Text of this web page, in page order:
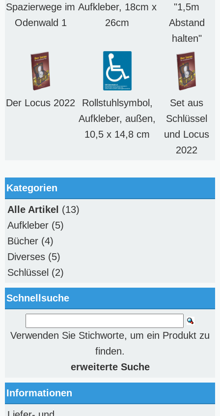
Spazierwege im
Odenwald 1
Aufkleber, 18cm x
26cm
"1,5m
Abstand
halten"
Der Locus 2022
Rollstuhlsymbol,
Aufkleber, außen,
10,5 x 14,8 cm
Set aus
Schlüssel
und Locus
2022
Kategorien
Alle Artikel (13)
Aufkleber (5)
Bücher (4)
Diverses (5)
Schlüssel (2)
Schnellsuche
Verwenden Sie Stichworte, um ein Produkt zu
finden.
erweiterte Suche
Informationen